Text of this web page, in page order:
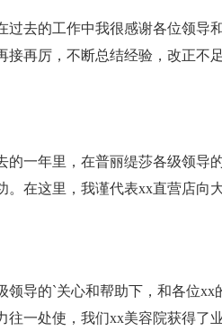
去的工作中我很感谢各位领导
再厉，不断总结经验，改正不
一年里，在普丽缇莎各级领导
在这里，我谨代表xx直营店向
导的`关心和帮助下，和各位xx
一处使，我们xx美容院获得了